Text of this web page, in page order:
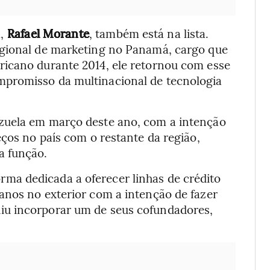
Rafael Morante, também está na lista.
de marketing no Panamá, cargo que
durante 2014, ele retornou com esse
da multinacional de tecnologia
em março deste ano, com a intenção
no país com o restante da região,
função.
dedicada a oferecer linhas de crédito
no exterior com a intenção de fazer
incorporar um de seus cofundadores,